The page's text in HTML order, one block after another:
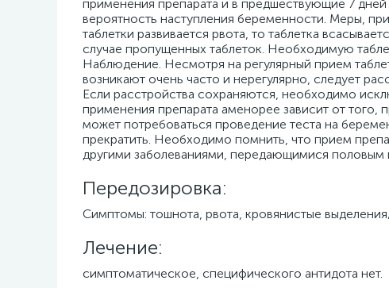
применения препарата и в предшествующие 7
вероятность наступления беременности. Меры,
таблетки развивается рвота, то таблетка
случае пропущенных таблеток. Необходимую
Наблюдение. Несмотря на регулярный прием
возникают очень часто и нерегулярно, следует
Если расстройства сохраняются, необходимо
применения препарата аменорее зависит от того,
может потребоваться проведение теста на
прекратить. Необходимо помнить, что прием
другими заболеваниями, передающимися половым
Передозировка:
Симптомы: тошнота, рвота, кровянистые
Лечение:
симптоматическое, специфического антидота нет.